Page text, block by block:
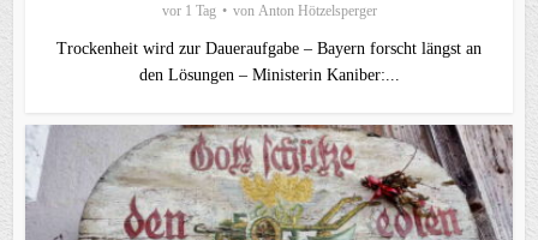
vor 1 Tag von Anton Hötzelsperger
Trockenheit wird zur Daueraufgabe – Bayern forscht längst an
den Lösungen – Ministerin Kaniber:...